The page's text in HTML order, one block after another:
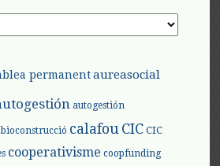
permanent aureasocial
autogestión
bioconstrucció calafouCIC CIC
cooperativisme coopfunding